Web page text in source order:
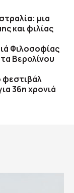
μια
και φιλίας
Φιλοσοφίας
Βερολίνου
φεστιβάλ
36η χρονιά